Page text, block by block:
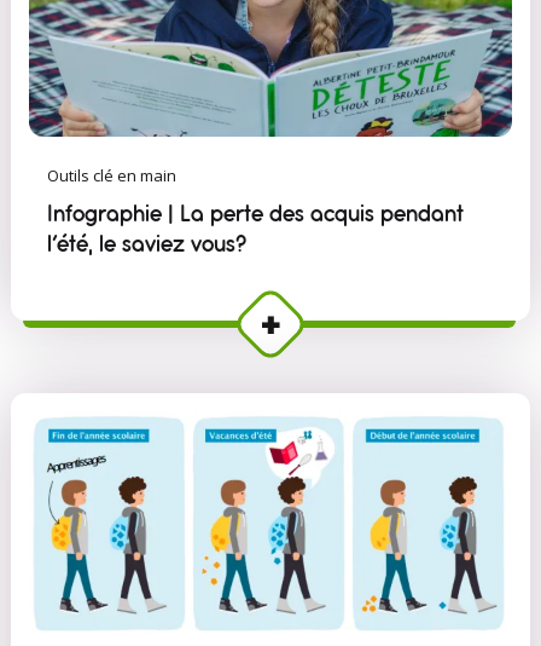
Outils clé en main
Infographie | La perte des acquis pendant
l’été, le saviez vous?